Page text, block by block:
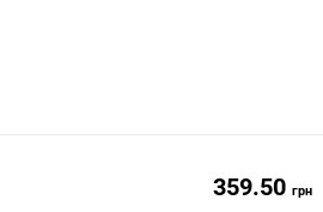
359.50 грн